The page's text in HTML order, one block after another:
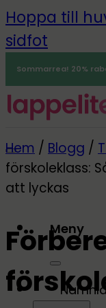
Hoppa till
sidfot
Sommarrea! 20%
Meny
Hem / Blogg /
förskoleklass:
att lyckas